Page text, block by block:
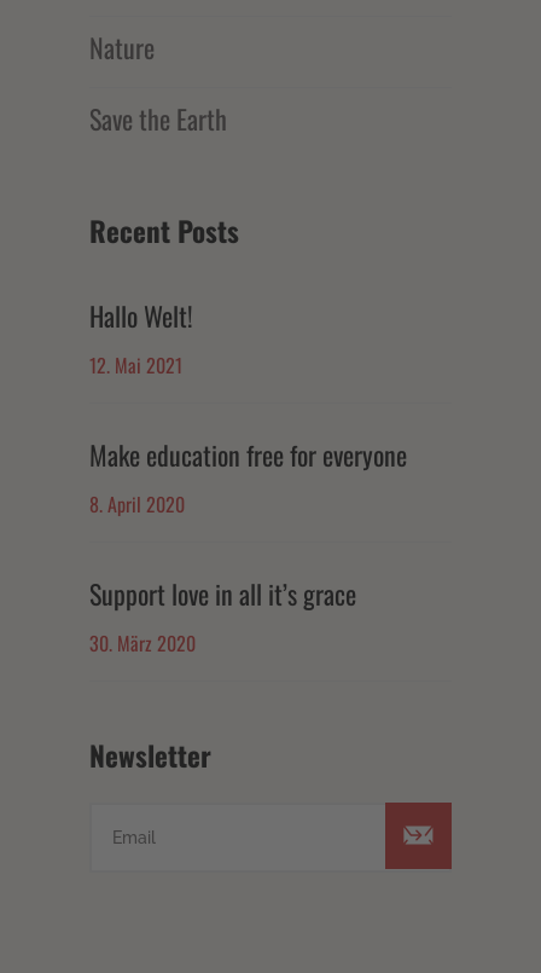
Nature
Save the Earth
Recent Posts
Hallo Welt!
12. Mai 2021
Make education free for everyone
8. April 2020
Support love in all it’s grace
30. März 2020
Newsletter
